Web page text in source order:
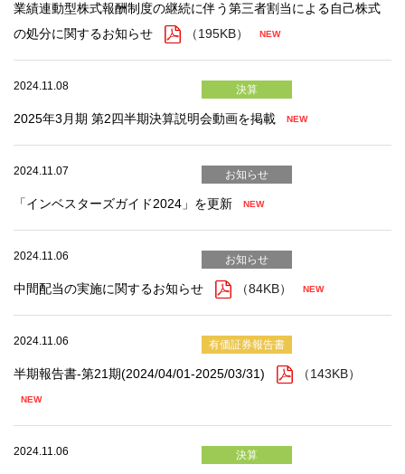
業績連動型株式報酬制度の継続に伴う第三者割当による自己株式
の処分に関するお知らせ
（195KB）
2024.11.08 決算
2025年3月期 第2四半期決算説明会動画を掲載
2024.11.07 お知らせ
「インベスターズガイド2024」を更新
2024.11.06 お知らせ
中間配当の実施に関するお知らせ （84KB）
2024.11.06 有価証券報告書
半期報告書-第21期(2024/04/01-2025/03/31) （143KB）
2024.11.06 決算